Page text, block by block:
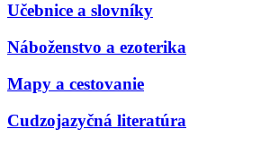
Učebnice a slovníky
Náboženstvo a ezoterika
Mapy a cestovanie
Cudzojazyčná literatúra